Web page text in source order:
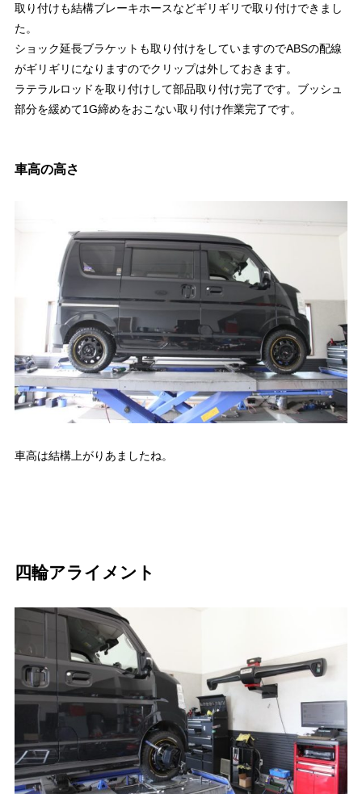
取り付けも結構ブレーキホースなどギリギリで取り付けできまし
た。
ショック延長ブラケットも取り付けをしていますのでABSの配線
がギリギリになりますのでクリップは外しておきます。
ラテラルロッドを取り付けして部品取り付け完了です。ブッシュ
部分を緩めて1G締めをおこない取り付け作業完了です。
車高の高さ
車高は結構上がりあましたね。
四輪アライメント